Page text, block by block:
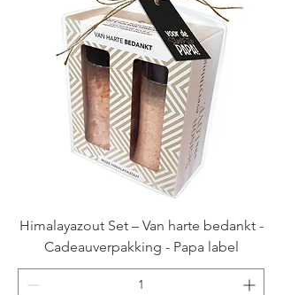
Himalayazout Set – Van harte bedankt -
Cadeauverpakking - Papa label